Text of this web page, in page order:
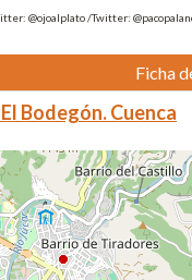
@ojoalplato /Twitter:
Ficha
Bodegón. Cuenca